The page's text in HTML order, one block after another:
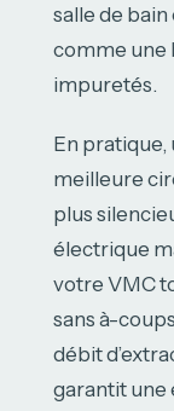
salle de
comme une
impuretés.
En
meilleure
plus
électrique
votre VMC
sans à-
débit
garantit une